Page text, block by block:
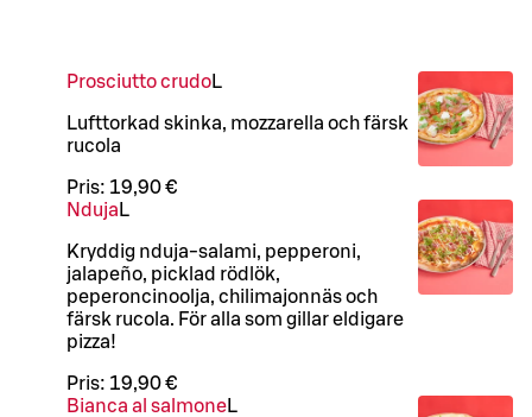
Prosciutto crudoL
Lufttorkad skinka, mozzarella och färsk
rucola
Pris: 19,90 €
Nduja L
Kryddig nduja-salami, pepperoni,
jalapeño, picklad rödlök,
peperoncinoolja, chilimajonnäs och
färsk rucola. För alla som gillar eldigare
pizza!
Pris: 19,90 €
Bianca al salmoneL